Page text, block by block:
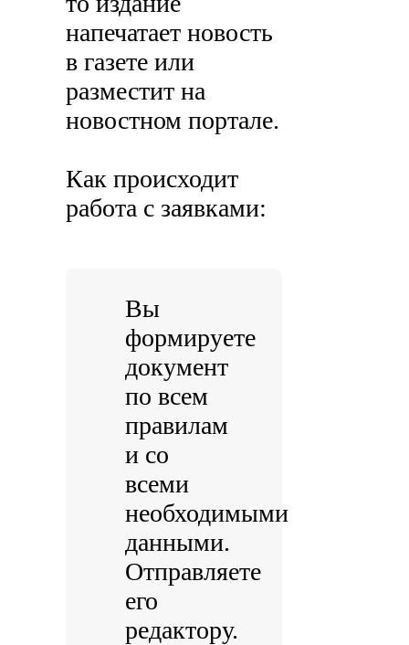
напечатает новость
в газете или
разместит на
новостном портале.
Как происходит
работа с заявками:
Вы
формируете
документ
по всем
правилам
и со
всеми
необходимыми
данными.
Отправляете
его
редактору.